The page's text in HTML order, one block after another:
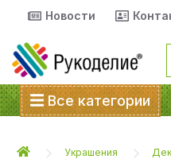
Новости
Все категории
Украшения